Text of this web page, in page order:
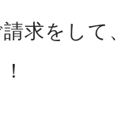
求をして